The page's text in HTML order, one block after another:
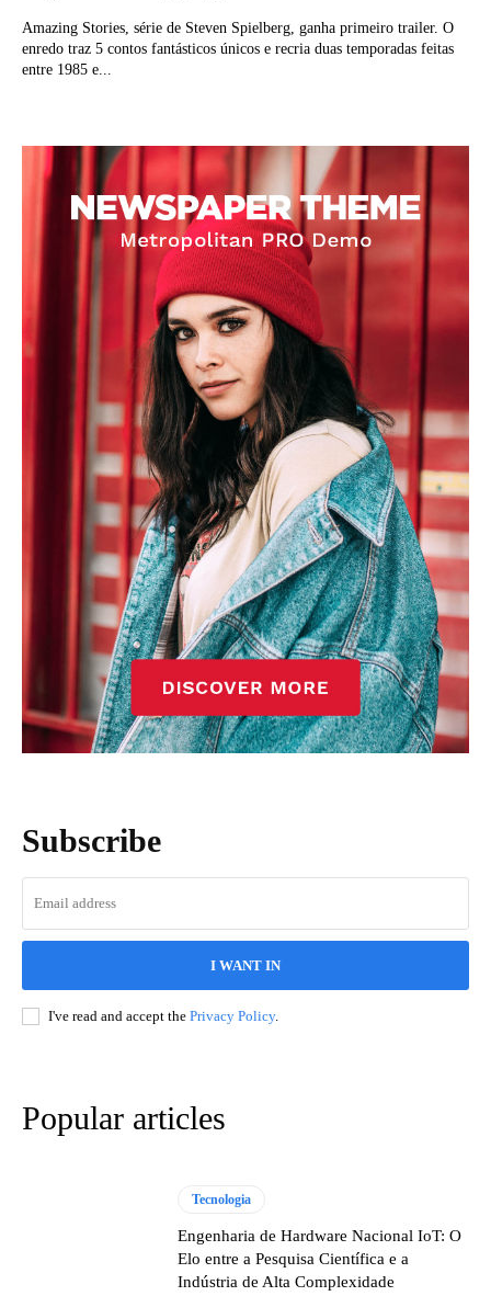
Amazing Stories, série de Steven Spielberg, ganha primeiro trailer. O
enredo traz 5 contos fantásticos únicos e recria duas temporadas feitas
entre 1985 e...
Subscribe
I WANT IN
I've read and accept the Privacy Policy.
Popular articles
Tecnologia
Engenharia de Hardware Nacional IoT: O
Elo entre a Pesquisa Científica e a
Indústria de Alta Complexidade